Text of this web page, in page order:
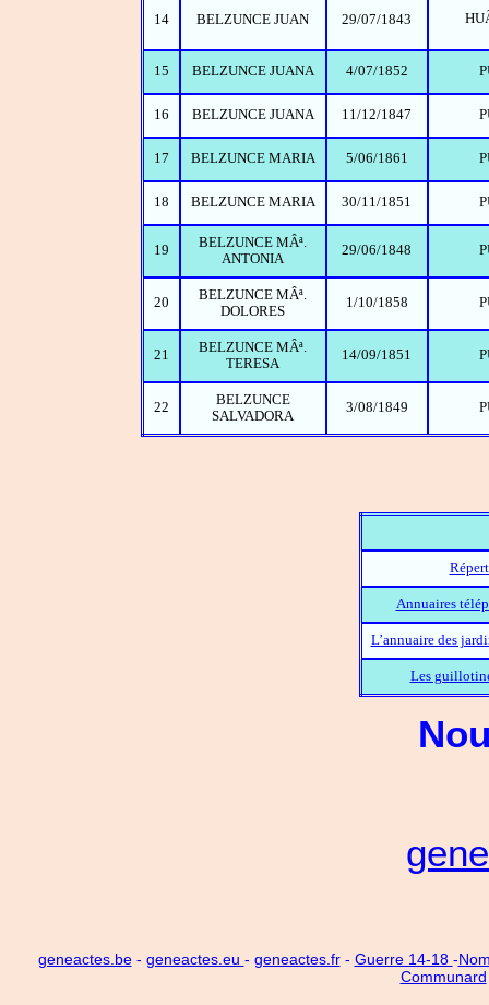
14 BELZUNCE JUAN 29/07/1843
15 BELZUNCE JUANA 4/07/1852
16 BELZUNCE JUANA 11/12/1847
17 BELZUNCE MARIA 5/06/1861
18 BELZUNCE MARIA 30/11/1851
19
BELZUNCE MÂª.
ANTONIA
29/06/1848
20
BELZUNCE MÂª.
DOLORES
1/10/1858
21
BELZUNCE MÂª.
TERESA
14/09/1851
22
BELZUNCE
SALVADORA
3/08/1849
Annuaires
L’annuaire des
Les
geneactes.be- geneactes.eu - geneactes.fr- Guerre 14-18 -
Communard